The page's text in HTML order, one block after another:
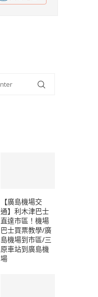
【廣島機場交
通】利木津巴士
直達市區！機場
巴士買票教學/廣
島機場到市區/三
原車站到廣島機
場